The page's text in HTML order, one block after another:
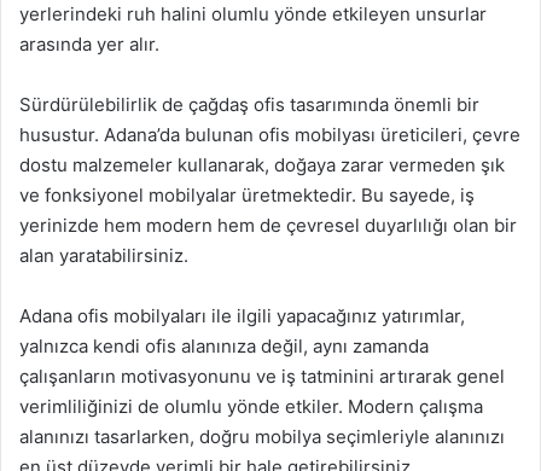
yerlerindeki ruh halini olumlu yönde etkileyen unsurlar
arasında yer alır.
Sürdürülebilirlik de çağdaş ofis tasarımında önemli bir
husustur. Adana’da bulunan ofis mobilyası üreticileri, çevre
dostu malzemeler kullanarak, doğaya zarar vermeden şık
ve fonksiyonel mobilyalar üretmektedir. Bu sayede, iş
yerinizde hem modern hem de çevresel duyarlılığı olan bir
alan yaratabilirsiniz.
Adana ofis mobilyaları ile ilgili yapacağınız yatırımlar,
yalnızca kendi ofis alanınıza değil, aynı zamanda
çalışanların motivasyonunu ve iş tatminini artırarak genel
verimliliğinizi de olumlu yönde etkiler. Modern çalışma
alanınızı tasarlarken, doğru mobilya seçimleriyle alanınızı
en üst düzeyde verimli bir hale getirebilirsiniz.